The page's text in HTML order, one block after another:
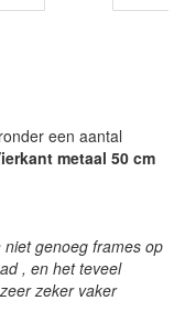
een aantal
metaal 50 cm
genoeg frames op
, en het teveel
zeker vaker